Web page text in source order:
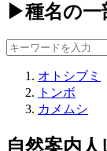
▶種名の一
オトシブミ
トンボ
カメムシ
自然案内